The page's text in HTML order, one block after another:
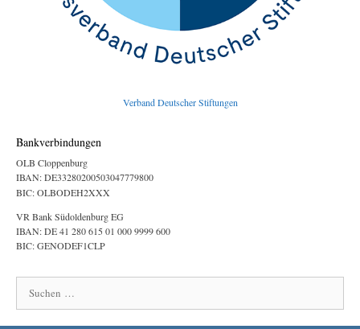
Verband Deutscher Stiftungen
Bankverbindungen
OLB Cloppenburg
IBAN: DE33280200503047779800
BIC: OLBODEH2XXX
VR Bank Südoldenburg EG
IBAN: DE 41 280 615 01 000 9999 600
BIC: GENODEF1CLP
nach: